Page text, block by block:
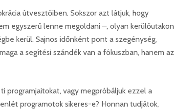
útvesztőiben. Sokszor azt látjuk, hogy
egyszerű lenne megoldani –, olyan kerülőutakon
kerül. Sajnos időnként pont a szegénység,
a segítési szándék van a fókuszban, hanem az
programjaitokat, vagy megpróbáljuk ezzel a
programotok sikeres-e? Honnan tudjátok,